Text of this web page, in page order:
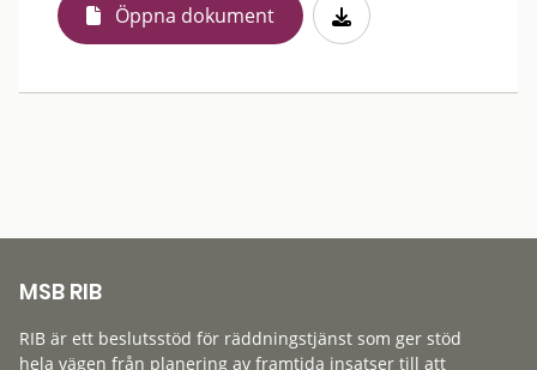
Öppna dokument
MSB RIB
RIB är ett beslutsstöd för räddningstjänst som ger stöd
hela vägen från planering av framtida insatser till att